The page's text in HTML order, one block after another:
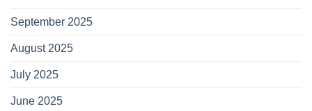
September 2025
August 2025
July 2025
June 2025